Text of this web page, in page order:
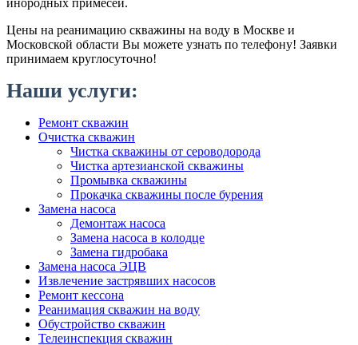
инородных примесей.
Цены на реанимацию скважины на воду в Москве и
Московской области Вы можете узнать по телефону! Заявки
принимаем круглосуточно!
Наши услуги:
Ремонт скважин
Очистка скважин
Чистка скважины от сероводорода
Чистка артезианской скважины
Промывка скважины
Прокачка скважины после бурения
Замена насоса
Демонтаж насоса
Замена насоса в колодце
Замена гидробака
Замена насоса ЭЦВ
Извлечение застрявших насосов
Ремонт кессона
Реанимация скважин на воду
Обустройство скважин
Телеинспекция скважин